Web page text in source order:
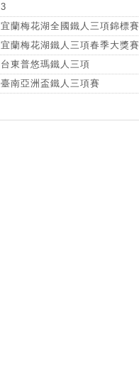
3
宜蘭梅花湖全國鐵人三項錦標賽
宜蘭梅花湖鐵人三項春季大獎賽
台東普悠瑪鐵人三項
臺南亞洲盃鐵人三項賽